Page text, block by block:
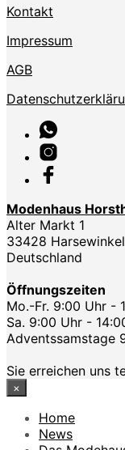
Kontakt
Impressum
AGB
Modenhaus
Alter Markt 1
33428 Harsewinkel
Deutschland
Öffnungszeiten
Mo.-Fr. 9:00 Uhr -
Sa. 9:00 Uhr -
Adventssamstage
Sie erreichen uns
×
Home
News